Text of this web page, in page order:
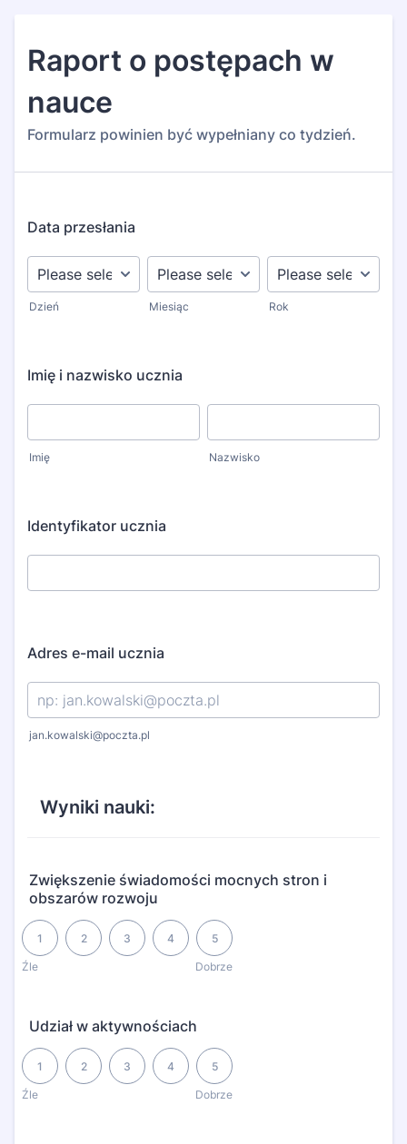
Raport o postępach w
nauce
Formularz powinien być wypełniany co tydzień.
Data przesłania
Dzień Miesiąc Rok
Imię i nazwisko ucznia
Imię Nazwisko
Identyfikator ucznia
Adres e-mail ucznia
jan.kowalski@poczta.pl
Wyniki nauki:
Zwiększenie świadomości mocnych stron i
obszarów rozwoju
Źle
1 2 3 4
Dobrze
5
1 is Źle, 5 is Dobrze
Udział w aktywnościach
Źle
1 2 3 4
Dobrze
5
1 is Źle, 5 is Dobrze